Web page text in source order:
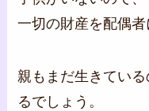
一切の財産を配偶者
親もまだ生きてい
るでしょう。